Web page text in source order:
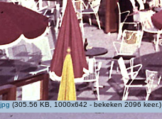
(305.56 KB, 1000x642 - bekeken 2096 keer.)